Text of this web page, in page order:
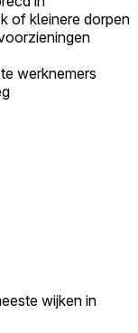
of kleinere dorpen
werknemers
wijken in